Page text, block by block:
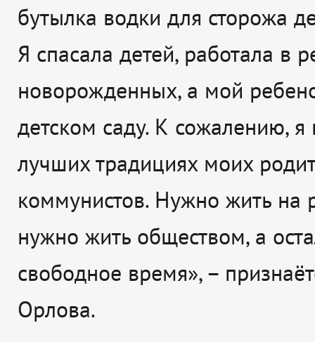
бутылка водки для сторожа
Я спасала детей, работала в
новорожденных, а мой
детском саду. К сожалению, я
лучших традициях моих
коммунистов. Нужно жить на
нужно жить обществом, а
свободное время», –
Орлова.